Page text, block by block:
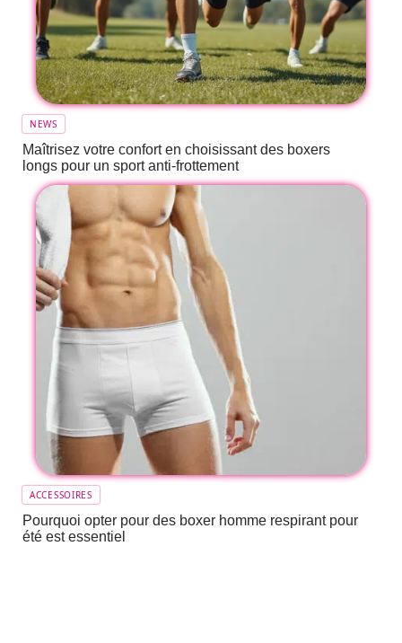
NEWS
Maîtrisez votre confort en choisissant des boxers
longs pour un sport anti-frottement
ACCESSOIRES
Pourquoi opter pour des boxer homme respirant pour
été est essentiel